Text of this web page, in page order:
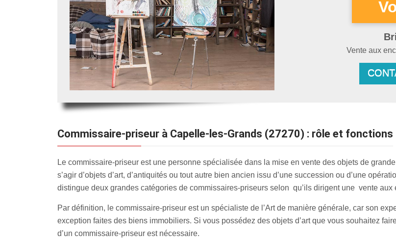
Vente aux
Commissaire-priseur à Capelle-les-Grands (27270) : rôle et fonctions
Le commissaire-priseur est une personne spécialisée dans la mise en vente des objets de
s’agir d’objets d’art, d’antiquités ou tout autre bien ancien issu d’une succession ou d’une
distingue deux grandes catégories de commissaires-priseurs selon qu’ils dirigent une vente
Par définition, le commissaire-priseur est un spécialiste de l’Art de manière générale, car son
exception faites des biens immobiliers. Si vous possédez des objets d’art que vous souhaitez
d’un commissaire-priseur est nécessaire.